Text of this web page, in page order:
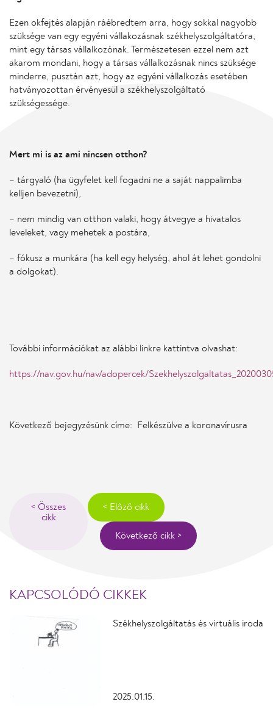
Ezen okfejtés alapján ráébredtem arra, hogy sokkal nagyobb
szüksége van egy egyéni vállakozásnak székhelyszolgáltatóra,
mint egy társas vállalkozónak. Természetesen ezzel nem azt
akarom mondani, hogy a társas vállalkozásnak nincs szüksége
minderre, pusztán azt, hogy az egyéni vállalkozás esetében
hatványozottan érvényesül a székhelyszolgáltató
szükségessége.
Mert mi is az ami nincsen otthon?
– tárgyaló (ha ügyfelet kell fogadni ne a saját nappalimba
kelljen bevezetni),
– nem mindig van otthon valaki, hogy átvegye a hivatalos
leveleket, vagy mehetek a postára,
– fókusz a munkára (ha kell egy helység, ahol át lehet gondolni
a dolgokat).
További információkat az alábbi linkre kattintva olvashat:
https://nav.gov.hu/nav/adopercek/
Következő bejegyzésünk címe: Felkészülve a koronavírusra
< Összes
cikk
< Előző cikk
Következő cikk >
KAPCSOLÓDÓ CIKKEK
Székhelyszolgáltatás és virtuális iroda
2025.01.15.